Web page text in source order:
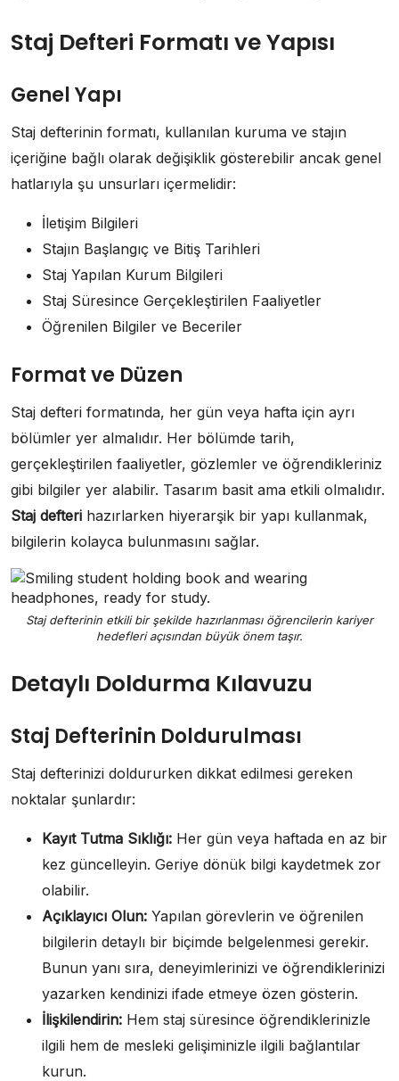
Staj Defteri Formatı ve Yapısı
Genel Yapı
Staj defterinin formatı, kullanılan kuruma ve stajın
içeriğine bağlı olarak değişiklik gösterebilir ancak genel
hatlarıyla şu unsurları içermelidir:
İletişim Bilgileri
Stajın Başlangıç ve Bitiş Tarihleri
Staj Yapılan Kurum Bilgileri
Staj Süresince Gerçekleştirilen Faaliyetler
Öğrenilen Bilgiler ve Beceriler
Format ve Düzen
Staj defteri formatında, her gün veya hafta için ayrı
bölümler yer almalıdır. Her bölümde tarih,
gerçekleştirilen faaliyetler, gözlemler ve öğrendikleriniz
gibi bilgiler yer alabilir. Tasarım basit ama etkili olmalıdır.
Staj defteri hazırlarken hiyerarşik bir yapı kullanmak,
bilgilerin kolayca bulunmasını sağlar.
Staj defterinin etkili bir şekilde hazırlanması öğrencilerin kariyer
hedefleri açısından büyük önem taşır.
Detaylı Doldurma Kılavuzu
Staj Defterinin Doldurulması
Staj defterinizi doldururken dikkat edilmesi gereken
noktalar şunlardır:
Kayıt Tutma Sıklığı: Her gün veya haftada en az bir
kez güncelleyin. Geriye dönük bilgi kaydetmek zor
olabilir.
Açıklayıcı Olun: Yapılan görevlerin ve öğrenilen
bilgilerin detaylı bir biçimde belgelenmesi gerekir.
Bunun yanı sıra, deneyimlerinizi ve öğrendiklerinizi
yazarken kendinizi ifade etmeye özen gösterin.
İlişkilendirin: Hem staj süresince öğrendiklerinizle
ilgili hem de mesleki gelişiminizle ilgili bağlantılar
kurun.